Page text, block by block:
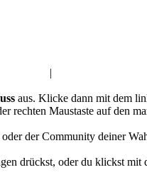
|
aus. Klicke dann mit dem
rechten Maustaste auf den
der Community deiner
drückst, oder du klickst